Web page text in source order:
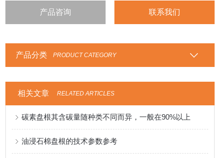
产品咨询 联系我们
产品分类 PRODUCT CATEGORY
相关文章 RELATED ARTICLES
碳素盘根其含碳量随种类不同而异，一般在90%以上
油浸石棉盘根的技术参数参考